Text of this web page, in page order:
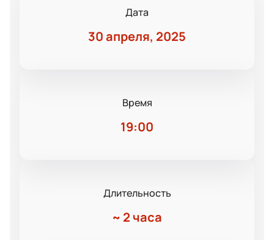
Дата
30 апреля, 2025
Время
19:00
Длительность
~ 2 часа